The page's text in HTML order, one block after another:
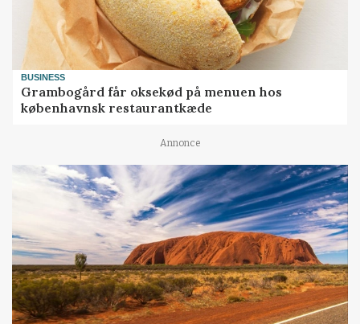
BUSINESS
Grambogård får oksekød på menuen hos
københavnsk restaurantkæde
Annonce